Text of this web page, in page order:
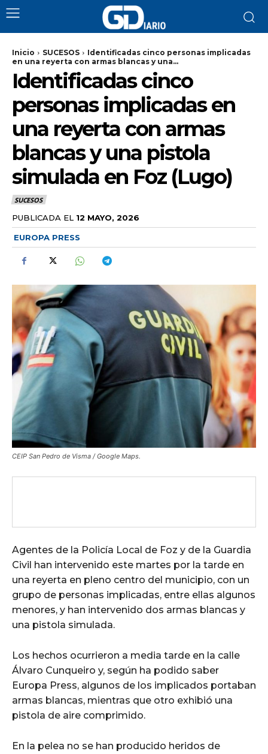
Inicio SUCESOS
Identificadas cinco personas implicadas
en una reyerta con armas blancas y una...
Identificadas cinco
personas implicadas en
una reyerta con armas
blancas y una pistola
simulada en Foz (Lugo)
SUCESOS
PUBLICADA EL 12 MAYO, 2026
EUROPA PRESS
CEIP San Pedro de Visma / Google Maps.
Agentes de la Policía Local de Foz y de la Guardia
Civil han intervenido este martes por la tarde en
una reyerta en pleno centro del municipio, con un
grupo de personas implicadas, entre ellas algunos
menores, y han intervenido dos armas blancas y
una pistola simulada.
Los hechos ocurrieron a media tarde en la calle
Álvaro Cunqueiro y, según ha podido saber
Europa Press, algunos de los implicados portaban
armas blancas, mientras que otro exhibió una
pistola de aire comprimido.
En la pelea no se han producido heridos de